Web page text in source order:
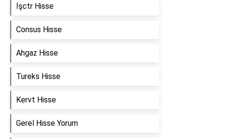
İşctr Hisse
Consus Hisse
Ahgaz Hisse
Tureks Hisse
Kervt Hisse
Gerel Hisse Yorum